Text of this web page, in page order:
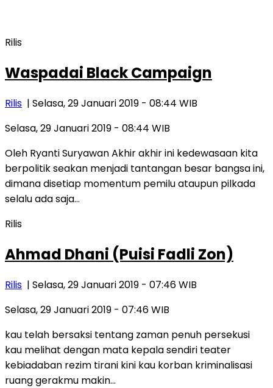
Rilis
Waspadai Black Campaign
Rilis | Selasa, 29 Januari 2019 - 08:44 WIB
Selasa, 29 Januari 2019 - 08:44 WIB
Oleh Ryanti Suryawan Akhir akhir ini kedewasaan kita
berpolitik seakan menjadi tantangan besar bangsa ini,
dimana disetiap momentum pemilu ataupun pilkada
selalu ada saja…
Rilis
Ahmad Dhani (Puisi Fadli Zon)
Rilis | Selasa, 29 Januari 2019 - 07:46 WIB
Selasa, 29 Januari 2019 - 07:46 WIB
kau telah bersaksi tentang zaman penuh persekusi
kau melihat dengan mata kepala sendiri teater
kebiadaban rezim tirani kini kau korban kriminalisasi
ruang gerakmu makin…